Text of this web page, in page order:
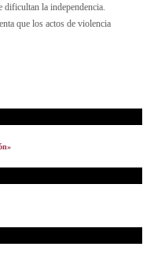
la independencia.
que los actos de violencia